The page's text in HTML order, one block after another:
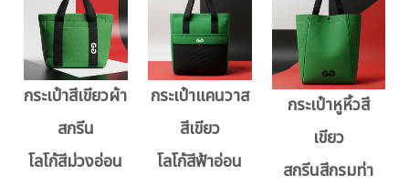
กระเป๋าสีเขียวผ้า
สกรีน
โลโก้สีม่วงอ่อน
กระเป๋าแคนวาส
สีเขียว
โลโก้สีฟ้าอ่อน
กระเป๋าหูหิ้วสี
เขียว
สกรีนสีกรมท่า